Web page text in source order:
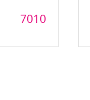
7010